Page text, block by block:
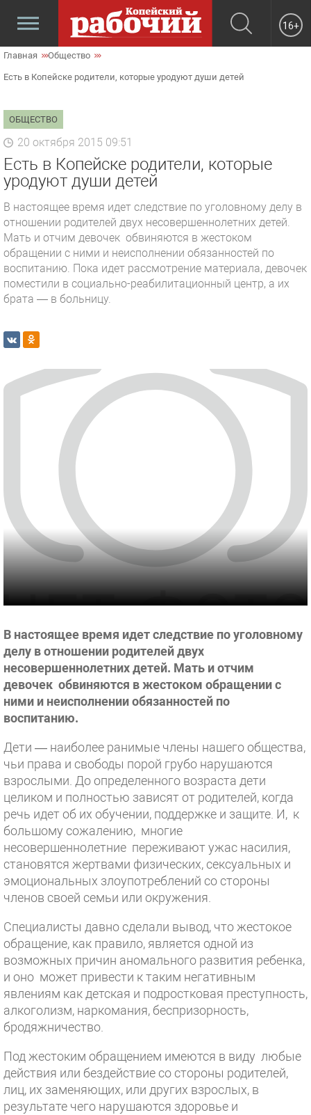
16+
Главная Общество
Есть в Копейске родители, которые уродуют души детей
ОБЩЕСТВО
20 октября 2015 09:51
Есть в Копейске родители, которые
уродуют души детей
В настоящее время идет следствие по уголовному делу в
отношении родителей двух несовершеннолетних детей.
Мать и отчим девочек обвиняются в жестоком
обращении с ними и неисполнении обязанностей по
воспитанию. Пока идет рассмотрение материала, девочек
поместили в социально-реабилитационный центр, а их
брата — в больницу.
В настоящее время идет следствие по уголовному
делу в отношении родителей двух
несовершеннолетних детей. Мать и отчим
девочек обвиняются в жестоком обращении с
ними и неисполнении обязанностей по
воспитанию.
Дети — наиболее ранимые члены нашего общества,
чьи права и свободы порой грубо нарушаются
взрослыми. До определенного возраста дети
целиком и полностью зависят от родителей, когда
речь идет об их обучении, поддержке и защите. И, к
большому сожалению, многие
несовершеннолетние переживают ужас насилия,
становятся жертвами физических, сексуальных и
эмоциональных злоупотреблений со стороны
членов своей семьи или окружения.
Специалисты давно сделали вывод, что жестокое
обращение, как правило, является одной из
возможных причин аномального развития ребенка,
и оно может привести к таким негативным
явлениям как детская и подростковая преступность,
алкоголизм, наркомания, беспризорность,
бродяжничество.
Под жестоким обращением имеются в виду любые
действия или бездействие со стороны родителей,
лиц, их заменяющих, или других взрослых, в
результате чего нарушаются здоровье и